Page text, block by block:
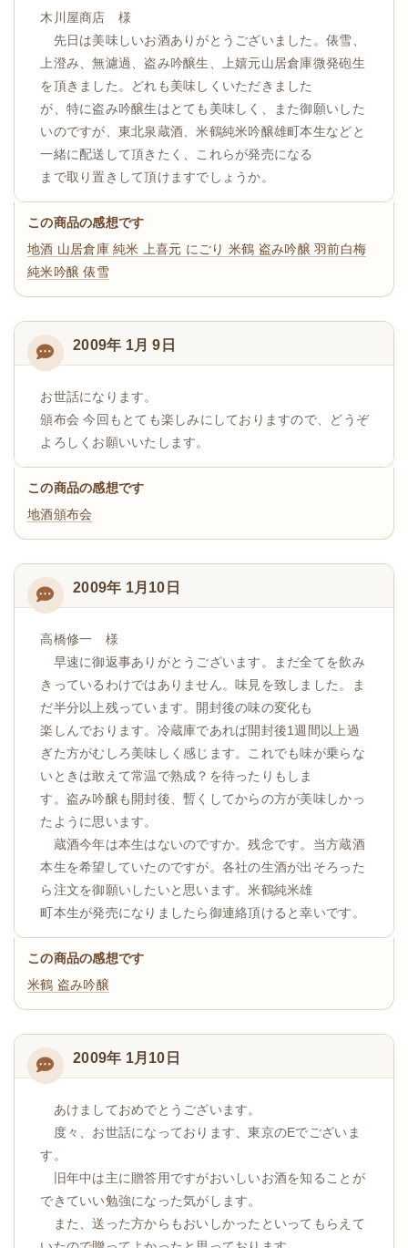
木川屋商店 様
先日は美味しいお酒ありがとうございました。俵雪、
上澄み、無濾過、盗み吟醸生、上嬉元山居倉庫微発砲生
を頂きました。どれも美味しくいただきました
が、特に盗み吟醸生はとても美味しく、また御願いした
いのですが、東北泉蔵酒、米鶴純米吟醸雄町本生などと
一緒に配送して頂きたく、これらが発売になる
まで取り置きして頂けますでしょうか。
この商品の感想です
地酒 山居倉庫 純米 上喜元 にごり 米鶴 盗み吟醸羽前白梅
純米吟醸 俵雪
2009年 1月 9日
お世話になります。
頒布会 今回もとても楽しみにしておりますので、どうぞ
よろしくお願いいたします。
この商品の感想です
地酒頒布会
2009年 1月10日
高橋修一 様
早速に御返事ありがとうございます。まだ全てを飲み
きっているわけではありません。味見を致しました。ま
だ半分以上残っています。開封後の味の変化も
楽しんでおります。冷蔵庫であれば開封後1週間以上過
ぎた方がむしろ美味しく感じます。これでも味が乗らな
いときは敢えて常温で熟成？を待ったりもしま
す。盗み吟醸も開封後、暫くしてからの方が美味しかっ
たように思います。
蔵酒今年は本生はないのですか。残念です。当方蔵酒
本生を希望していたのですが。各社の生酒が出そろった
ら注文を御願いしたいと思います。米鶴純米雄
町本生が発売になりましたら御連絡頂けると幸いです。
この商品の感想です
米鶴 盗み吟醸
2009年 1月10日
あけましておめでとうございます。
度々、お世話になっております、東京のEでございま
す。
旧年中は主に贈答用ですがおいしいお酒を知ることが
できていい勉強になった気がします。
また、送った方からもおいしかったといってもらえて